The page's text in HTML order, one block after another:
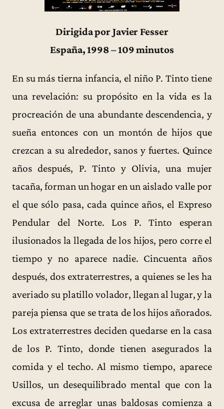
Dirigida por Javier Fesser
España, 1998 – 109 minutos
En su más tierna infancia, el niño P. Tinto tiene
una revelación: su propósito en la vida es la
procreación de una abundante descendencia, y
sueña entonces con un montón de hijos que
crezcan a su alrededor, sanos y fuertes. Quince
años después, P. Tinto y Olivia, una mujer
tacaña, forman un hogar en un aislado valle por
el que sólo pasa, cada quince años, el Expreso
Pendular del Norte. Los P. Tinto esperan
ilusionados la llegada de los hijos, pero corre el
tiempo y no aparece nadie. Cincuenta años
después, dos extraterrestres, a quienes se les ha
averiado su platillo volador, llegan al lugar, y la
pareja piensa que se trata de los hijos añorados.
Los extraterrestres deciden quedarse en la casa
de los P. Tinto, donde tienen asegurados la
comida y el techo. Al mismo tiempo, aparece
Usillos, un desequilibrado mental que con la
excusa de arreglar unas baldosas comienza a